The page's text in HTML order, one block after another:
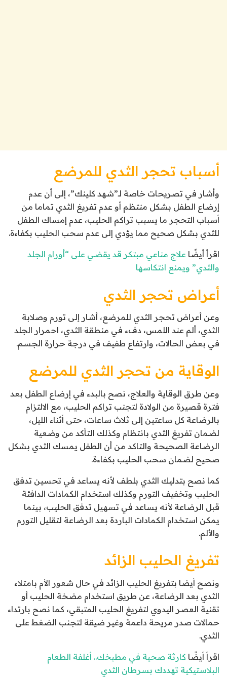
أسباب تحجر الثدي للمرضع
وأشار في تصريحات خاصة لـ”شهد كلينك”، إلى أن عدم
إرضاع الطفل بشكل منتظم أو عدم تفريغ الثدي تماما من
أسباب التحجر ما يسبب تراكم الحليب، عدم إمساك الطفل
للثدي بشكل صحيح مما يؤدي إلى عدم سحب الحليب بكفاءة.
اقرأ أيضًا علاج مناعي مبتكر قد يقضي على “أورام الجلد
والثدي” ويمنع انتكاسها
أعراض تحجر الثدي
وعن أعراض تحجر الثدي للمرضع، أشار إلى تورم وصلابة
الثدي، ألم عند اللمس، دفء في منطقة الثدي، احمرار الجلد
في بعض الحالات، وارتفاع طفيف في درجة حرارة الجسم.
الوقاية من تحجر الثدي للمرضع
وعن طرق الوقاية والعلاج، نصح بالبدء في إرضاع الطفل بعد
فترة قصيرة من الولادة لتجنب تراكم الحليب، مع الالتزام
بالرضاعة كل ساعتين إلى ثلاث ساعات، حتى أثناء الليل،
لضمان تفريغ الثدي بانتظام وكذلك التأكد من وضعية
الرضاعة الصحيحة والتاكد من أن الطفل يمسك الثدي بشكل
صحيح لضمان سحب الحليب بكفاءة.
كما نصح بتدليك الثدي بلطف لأنه يساعد في تحسين تدفق
الحليب وتخفيف التورم وكذلك استخدام الكمادات الدافئة
قبل الرضاعة لأنه يساعد في تسهيل تدفق الحليب، بينما
يمكن استخدام الكمادات الباردة بعد الرضاعة لتقليل التورم
والألم.
تفريغ الحليب الزائد
ونصح أيضا بتفريغ الحليب الزائد في حال شعور الأم بامتلاء
الثدي بعد الرضاعة، عن طريق استخدام مضخة الحليب أو
تقنية العصر اليدوي لتفريغ الحليب المتبقي، كما نصح بارتداء
حمالات صدر مريحة داعمة وغير ضيقة لتجنب الضغط على
الثدي.
اقرأ أيضًا كارثة صحية في مطبخك.. أغلفة الطعام
البلاستيكية تهددك بسرطان الثدي